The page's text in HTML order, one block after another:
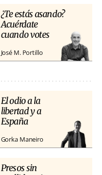
¿Te estás asando?
Acuérdate
cuando votes
José M. Portillo
El odio a la
libertad y a
España
Gorka Maneiro
Presos sin